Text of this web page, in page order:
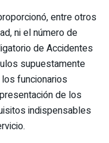
entre otros
ni el número de
de Accidentes
supuestamente
funcionarios
de los
indispensables